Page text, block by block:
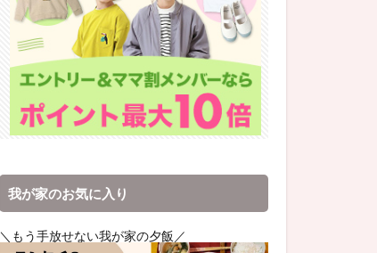
我が家のお気に入り
＼もう手放せない我が家の夕飯／